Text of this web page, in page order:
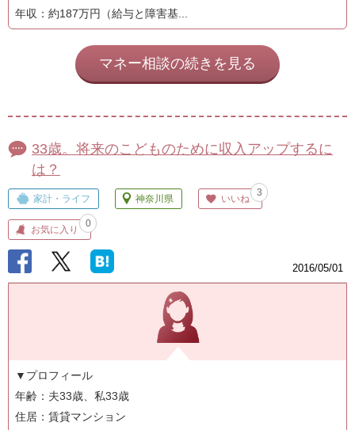
年収：約187万円（給与と障害基...
マネー相談の続きを見る
33歳。将来のこどものために収入アップするに
は？
家計・ライフ 神奈川県 いいね
3
お気に入り
0
2016/05/01
▼プロフィール
年齢：夫33歳、私33歳
住居：賃貸マンション